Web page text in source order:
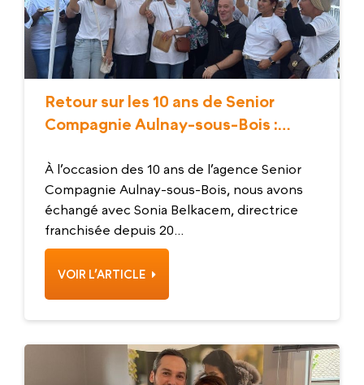
Retour sur les 10 ans de Senior
Compagnie Aulnay-sous-Bois :
directrice franchisée
À l’occasion des 10 ans de l’agence Senior
Compagnie Aulnay-sous-Bois, nous avons
échangé avec Sonia Belkacem, directrice
franchisée depuis 20...
VOIR L’ARTICLE